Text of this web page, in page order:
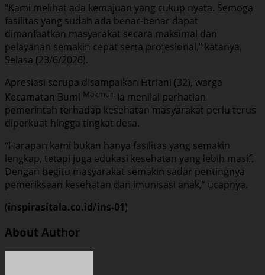
“Kami melihat ada kemajuan yang cukup nyata. Semoga
fasilitas yang sudah ada benar-benar dapat
dimanfaatkan masyarakat secara maksimal dan
pelayanan semakin cepat serta profesional,” katanya,
Selasa (23/6/2026).
Apresiasi serupa disampaikan Fitriani (32), warga
Kecamatan Bumi Makmur. Ia menilai perhatian
pemerintah terhadap kesehatan masyarakat perlu terus
diperkuat hingga tingkat desa.
“Harapan kami bukan hanya fasilitas yang semakin
lengkap, tetapi juga edukasi kesehatan yang lebih masif.
Dengan begitu masyarakat semakin sadar pentingnya
pemeriksaan kesehatan dan imunisasi anak,” ucapnya.
(inspirasitala.co.id/ins-01)
About Author